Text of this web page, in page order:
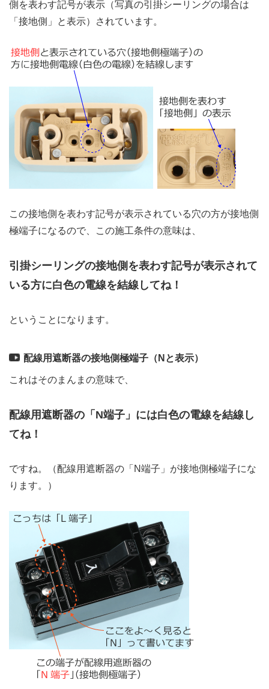
側を表わす記号が表示（写真の引掛シーリングの場合は
「接地側」と表示）されています。
この接地側を表わす記号が表示されている穴の方が接地側
極端子になるので、この施工条件の意味は、
引掛シーリングの接地側を表わす記号が表示されて
いる方に白色の電線を結線してね！
ということになります。
配線用遮断器の接地側極端子（Nと表示）
これはそのまんまの意味で、
配線用遮断器の「N端子」には白色の電線を結線し
てね！
ですね。（配線用遮断器の「N端子」が接地側極端子にな
ります。）